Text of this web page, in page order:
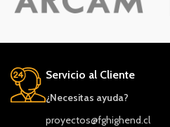
Servicio al Cliente
¿Necesitas ayuda?
proyectos@fghighend.cl